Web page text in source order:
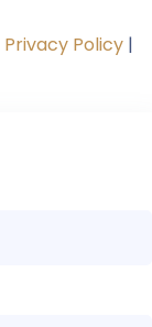
Privacy Policy |